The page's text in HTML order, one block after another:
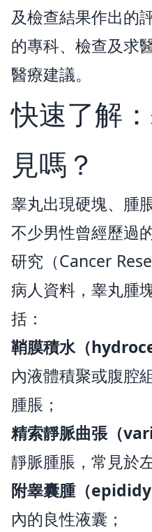
及檢查結果作出的
的專科、檢查及求
醫療建議。
快速了解
見嗎？
睾丸出現硬塊、腫
不少男性曾經歷過
研究（Cancer
病人資料，睾丸腫
括：
鞘膜積水（
內液體積聚或腹腔
腫脹；
精索靜脈曲張（
靜脈腫脹，常見於
附睾囊腫（
內的良性液囊；